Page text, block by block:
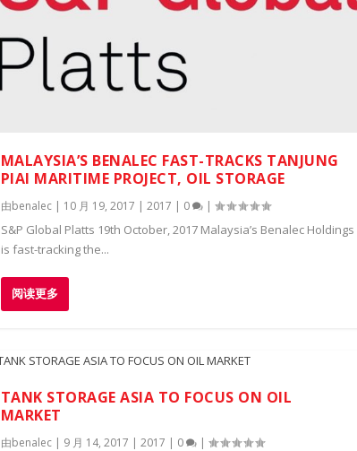
MALAYSIA’S BENALEC FAST-TRACKS TANJUNG
PIAI MARITIME PROJECT, OIL STORAGE
由benalec| 10 月 19, 2017 | 2017 | 0 |
S&P Global Platts 19th October, 2017 Malaysia’s Benalec Holdings
is fast-tracking the...
阅读更多
TANK STORAGE ASIA TO FOCUS ON OIL
MARKET
由benalec| 9 月 14, 2017 | 2017 | 0 |